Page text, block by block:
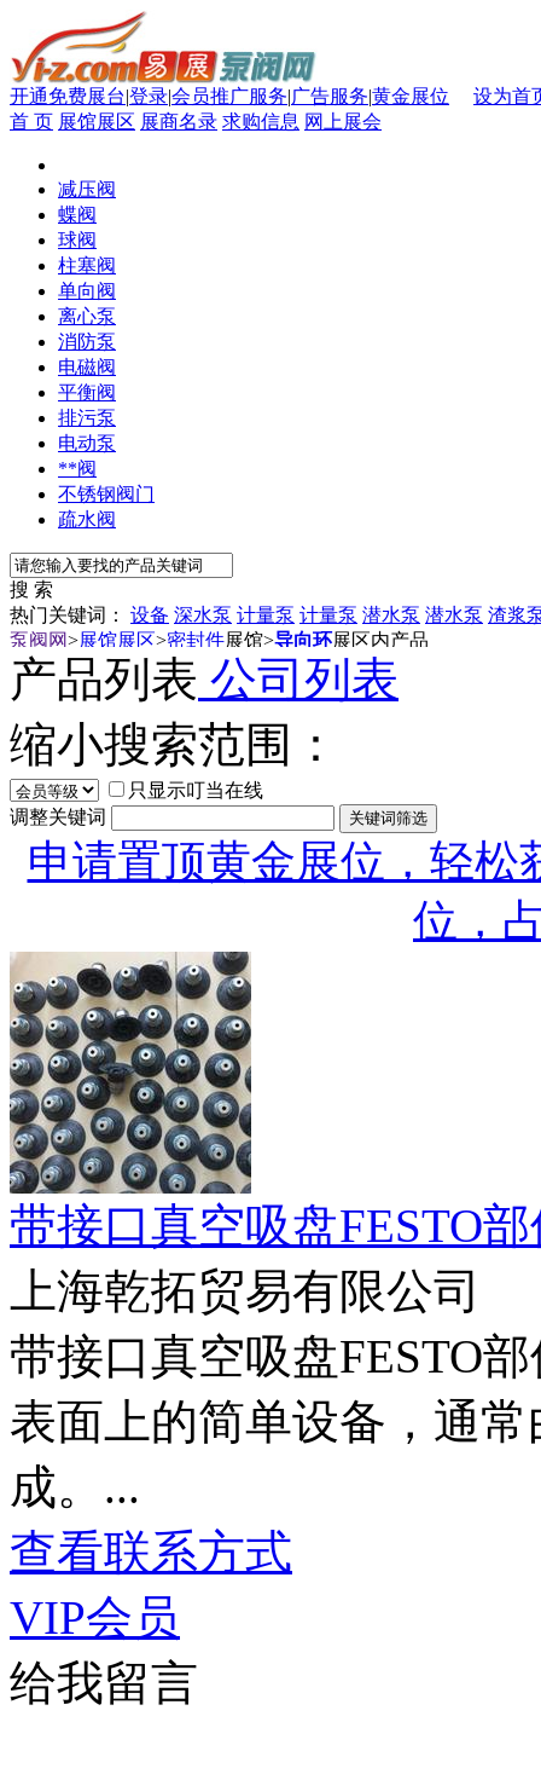
开通免费展台|登录|会员推广服务|广告服务|黄金展位
设为首
首 页 展馆展区 展商名录 求购信息 网上展会
减压阀
蝶阀
球阀
柱塞阀
单向阀
离心泵
消防泵
电磁阀
平衡阀
排污泵
电动泵
**阀
不锈钢阀门
疏水阀
搜 索
热门关键词： 设备 深水泵 计量泵 计量泵 潜水泵 潜水泵 渣浆
泵阀网>展馆展区>密封件展馆>导向环展区内产品
产品列表 公司列表
缩小搜索范围：
只显示叮当在线
调整关键词
申请置顶黄金展位，轻松
位，
带接口真空吸盘FESTO
上海乾拓贸易有限公司
带接口真空吸盘FESTO
表面上的简单设备，通
成。...
查看联系方式
VIP会员
给我留言